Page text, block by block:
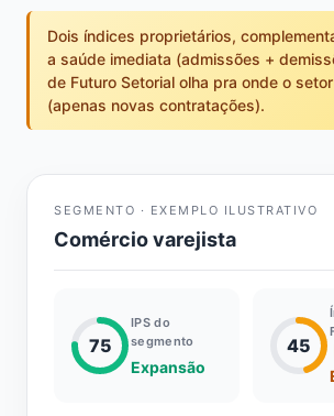
Dois índices proprietários,
a saúde imediata (admissões +
de Futuro Setorial olha pra onde o
(apenas novas contratações).
SEGMENTO · EXEMPLO ILUSTRATIVO
Comércio varejista
75
IPS do
segmento
Expansão
45